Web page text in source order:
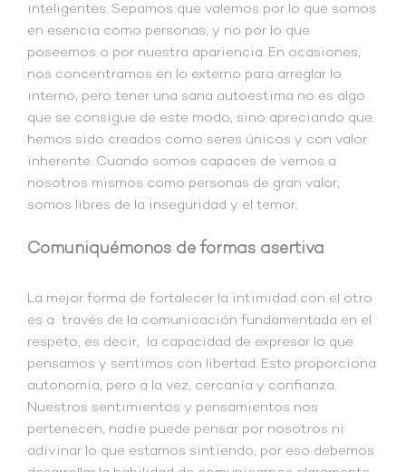
inteligentes. Sepamos que valemos por lo que somos
en esencia como personas, y no por lo que
poseemos o por nuestra apariencia. En ocasiones,
nos concentramos en lo externo para arreglar lo
interno, pero tener una sana autoestima no es algo
que se consigue de este modo, sino apreciando que
hemos sido creados como seres únicos y con valor
inherente. Cuando somos capaces de vernos a
nosotros mismos como personas de gran valor,
somos libres de la inseguridad y el temor.
Comuniquémonos de formas asertiva
La mejor forma de fortalecer la intimidad con el otro
es a través de la comunicación fundamentada en el
respeto, es decir, la capacidad de expresar lo que
pensamos y sentimos con libertad. Esto proporciona
autonomía, pero a la vez, cercanía y confianza.
Nuestros sentimientos y pensamientos nos
pertenecen, nadie puede pensar por nosotros ni
adivinar lo que estamos sintiendo, por eso debemos